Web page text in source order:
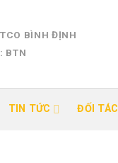
BÌNH ĐỊNH
BTN
TIN TỨC ĐỐI TÁC